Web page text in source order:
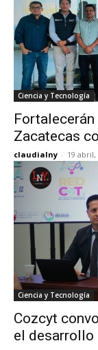
Ciencia y Tecnología
Zacatecas
claudialny - 19 abril,
Ciencia y Tecnología
Cozcyt
el